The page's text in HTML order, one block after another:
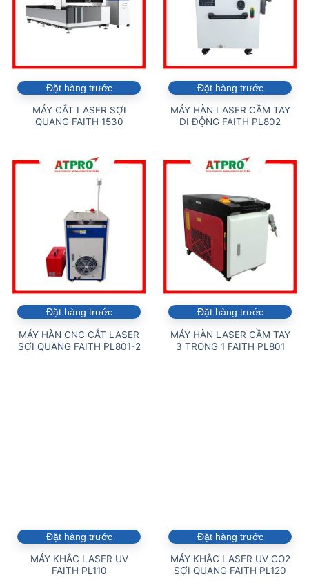
Đặt hàng trước
MÁY CẮT LASER SỢI
QUANG FAITH 1530
Đặt hàng trước
MÁY HÀN LASER CẦM TAY
DI ĐỘNG FAITH PL802
Đặt hàng trước
MÁY HÀN CNC CẮT LASER
SỢI QUANG FAITH PL801-2
Đặt hàng trước
MÁY HÀN LASER CẦM TAY
3 TRONG 1 FAITH PL801
Đặt hàng trước
MÁY KHẮC LASER UV
FAITH PL110
Đặt hàng trước
MÁY KHẮC LASER UV CO2
SỢI QUANG FAITH PL120